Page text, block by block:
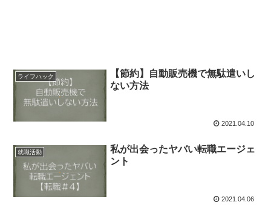
ライフハック
【節約】自動販売機で無駄遣いし
ない方法
2021.04.10
就職活動
私が出会ったヤバい転職エージェ
ント
2021.04.06